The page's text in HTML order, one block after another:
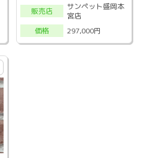
販売店
サンペット盛岡本
宮店
価格
297,000円